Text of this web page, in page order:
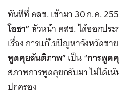
ทันทีที่ คสช. เข้ามา 30 ก.ค.
โอชา”หัวหน้า คสช. ได้ออกปร
เรื่อง การแก้ไขปัญหาจังหวัดชา
พูดคุยสันติภาพ”เป็น“การพูด
สภาพการพูดคุยกลับมา ไม่ได้เน้
ปกครอง